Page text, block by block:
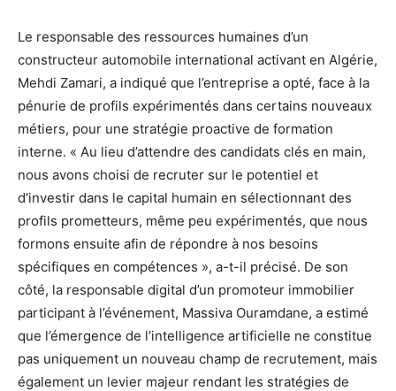
Le responsable des ressources humaines d’un
constructeur automobile international activant en Algérie,
Mehdi Zamari, a indiqué que l’entreprise a opté, face à la
pénurie de profils expérimentés dans certains nouveaux
métiers, pour une stratégie proactive de formation
interne. « Au lieu d’attendre des candidats clés en main,
nous avons choisi de recruter sur le potentiel et
d’investir dans le capital humain en sélectionnant des
profils prometteurs, même peu expérimentés, que nous
formons ensuite afin de répondre à nos besoins
spécifiques en compétences », a-t-il précisé. De son
côté, la responsable digital d’un promoteur immobilier
participant à l’événement, Massiva Ouramdane, a estimé
que l’émergence de l’intelligence artificielle ne constitue
pas uniquement un nouveau champ de recrutement, mais
également un levier majeur rendant les stratégies de